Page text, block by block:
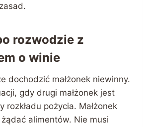
rozwodzie z
o winie
dochodzić małżonek niewinny.
gdy drugi małżonek jest
rozkładu pożycia. Małżonek
alimentów. Nie musi